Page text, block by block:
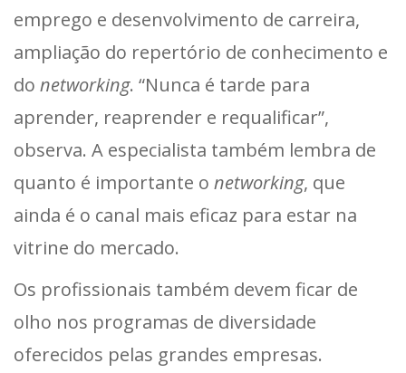
emprego e desenvolvimento de carreira,
ampliação do repertório de conhecimento e
do networking. “Nunca é tarde para
aprender, reaprender e requalificar”,
observa. A especialista também lembra de
quanto é importante o networking, que
ainda é o canal mais eficaz para estar na
vitrine do mercado.
Os profissionais também devem ficar de
olho nos programas de diversidade
oferecidos pelas grandes empresas.